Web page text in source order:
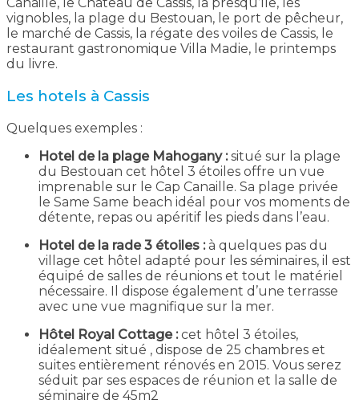
vignobles, la plage du Bestouan, le port de pêcheur,
le marché de Cassis, la régate des voiles de Cassis, le
restaurant gastronomique Villa Madie, le printemps
du livre.
Les hotels à Cassis
Quelques exemples :
Hotel de la plage Mahogany :situé sur la plage
du Bestouan cet hôtel 3 étoiles offre un vue
imprenable sur le Cap Canaille. Sa plage privée
le Same Same beach idéal pour vos moments de
détente, repas ou apéritif les pieds dans l’eau.
Hotel de la rade 3 étoiles :à quelques pas du
village cet hôtel adapté pour les séminaires, il est
équipé de salles de réunions et tout le matériel
nécessaire. Il dispose également d’une terrasse
avec une vue magnifique sur la mer.
Hôtel Royal Cottage :cet hôtel 3 étoiles,
idéalement situé , dispose de 25 chambres et
suites entièrement rénovés en 2015. Vous serez
séduit par ses espaces de réunion et la salle de
séminaire de 45m2